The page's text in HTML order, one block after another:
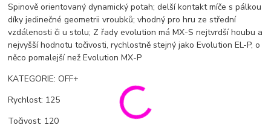
Spinově orientovaný dynamický potah; delší kontakt míče s pálkou
díky jedinečné geometrii vroubků; vhodný pro hru ze střední
vzdálenosti či u stolu; Z řady evolution má MX-S nejtvrdší houbu a
nejvyšší hodnotu točivosti, rychlostně stejný jako Evolution EL-P, o
něco pomalejší než Evolution MX-P
KATEGORIE: OFF+
Rychlost: 125
Točivost: 120